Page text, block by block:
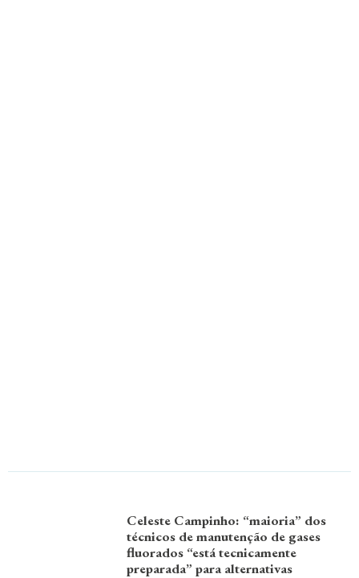
Celeste Campinho: “maioria” dos
técnicos de manutenção de gases
fluorados “está tecnicamente
preparada” para alternativas